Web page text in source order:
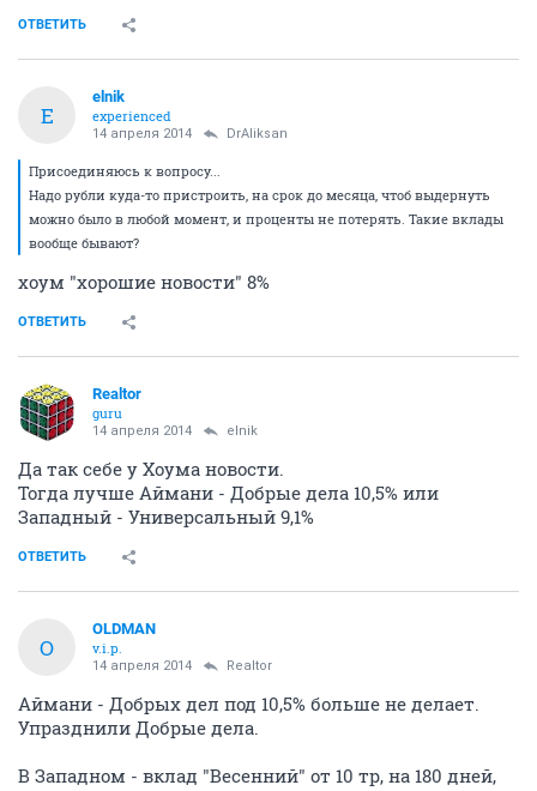
ОТВЕТИТЬ
E
elnik
experienced
14 апреля 2014 DrAliksan
Присоединяюсь к вопросу...
Надо рубли куда-то пристроить, на срок до месяца, чтоб выдернуть
можно было в любой момент, и проценты не потерять. Такие вклады
вообще бывают?
хоум "хорошие новости" 8%
ОТВЕТИТЬ
Realtor
guru
14 апреля 2014 elnik
Да так себе у Хоума новости.
Тогда лучше Аймани - Добрые дела 10,5% или
Западный - Универсальный 9,1%
ОТВЕТИТЬ
O
OLDMAN
v.i.p.
14 апреля 2014 Realtor
Аймани - Добрых дел под 10,5% больше не делает.
Упразднили Добрые дела.
В Западном - вклад "Весенний" от 10 тр, на 180 дней,